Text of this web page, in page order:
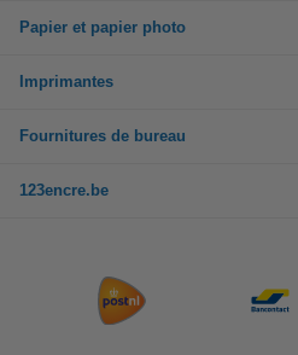
Papier et papier photo
Imprimantes
Fournitures de bureau
123encre.be